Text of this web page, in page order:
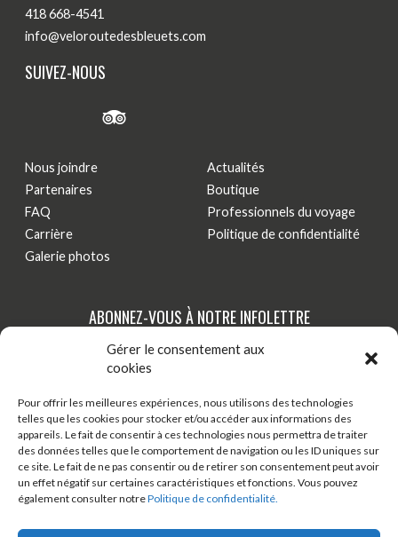
Gérer le consentement aux
cookies
Pour offrir les meilleures expériences, nous utilisons des technologies
telles que les cookies pour stocker et/ou accéder aux informations des
appareils. Le fait de consentir à ces technologies nous permettra de traiter
des données telles que le comportement de navigation ou les ID uniques sur
ce site. Le fait de ne pas consentir ou de retirer son consentement peut avoir
un effet négatif sur certaines caractéristiques et fonctions. Vous pouvez
également consulter notrePolitique de confidentialité.
418 668-4541
info@veloroutedesbleuets.com
SUIVEZ-NOUS
Nous joindre
Partenaires
FAQ
Carrière
Galerie photos
Actualités
Boutique
Professionnels du voyage
Politique de confidentialité
ABONNEZ-VOUS À NOTRE INFOLETTRE
Tenez-vous au courant de nos dernières actualités,
nouveautés et promotions par courriel!
S'INSCRIRE
TÉLÉCHARGER ONDAGO
BOUTIQUE EN LIGNE